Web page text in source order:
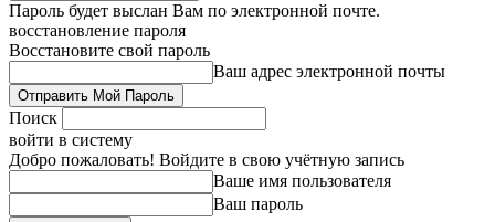
Пароль будет выслан Вам по электронной почте.
восстановление пароля
Восстановите свой пароль
Ваш адрес электронной почты
Поиск
войти в систему
Добро пожаловать! Войдите в свою учётную запись
Ваше имя пользователя
Ваш пароль